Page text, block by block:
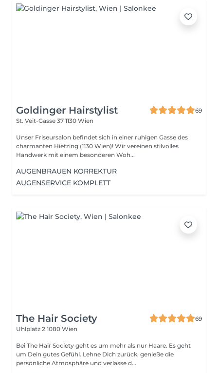
Goldinger Hairstylist
69
St. Veit-Gasse 37 1130 Wien
Unser Friseursalon befindet sich in einer ruhigen Gasse des
charmanten Hietzing (1130 Wien)! Wir vereinen stilvolles
Handwerk mit einem besonderen Woh...
AUGENBRAUEN KORREKTUR
AUGENSERVICE KOMPLETT
The Hair Society
69
Uhlplatz 2 1080 Wien
Bei The Hair Society geht es um mehr als nur Haare. Es geht
um Dein gutes Gefühl. Lehne Dich zurück, genieße die
persönliche Atmosphäre und verlasse d...